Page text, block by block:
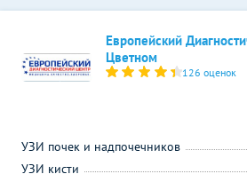
Европейский
Цветном
126 оценок
УЗИ почек и надпочечников
УЗИ кисти